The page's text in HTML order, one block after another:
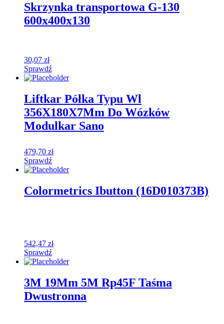
Skrzynka transportowa G-130
600x400x130
30,07 zł
Sprawdź
Liftkar Półka Typu Wl
356X180X7Mm Do Wózków
Modulkar Sano
479,70 zł
Sprawdź
Colormetrics Ibutton (16D010373B)
542,47 zł
Sprawdź
3M 19Mm 5M Rp45F Taśma
Dwustronna